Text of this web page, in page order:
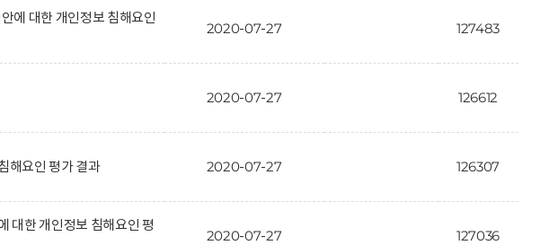
에 대한 개인정보 침해요인
2020-07-27 127483
2020-07-27 126612
해요인 평가 결과 2020-07-27 126307
대한 개인정보 침해요인 평
2020-07-27 127036